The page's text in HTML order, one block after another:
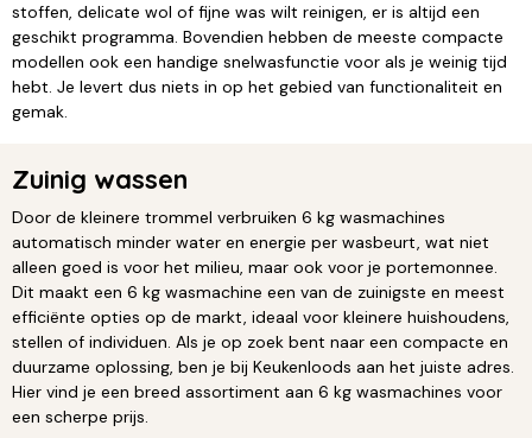
stoffen, delicate wol of fijne was wilt reinigen, er is altijd een
geschikt programma. Bovendien hebben de meeste compacte
modellen ook een handige snelwasfunctie voor als je weinig tijd
hebt. Je levert dus niets in op het gebied van functionaliteit en
gemak.
Zuinig wassen
Door de kleinere trommel verbruiken 6 kg wasmachines
automatisch minder water en energie per wasbeurt, wat niet
alleen goed is voor het milieu, maar ook voor je portemonnee.
Dit maakt een 6 kg wasmachine een van de zuinigste en meest
efficiënte opties op de markt, ideaal voor kleinere huishoudens,
stellen of individuen. Als je op zoek bent naar een compacte en
duurzame oplossing, ben je bij Keukenloods aan het juiste adres.
Hier vind je een breed assortiment aan 6 kg wasmachines voor
een scherpe prijs.